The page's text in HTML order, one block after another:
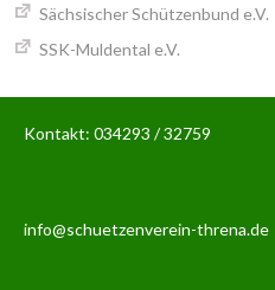
Sächsischer Schützenbund e.V.
SSK-Muldental e.V.
Kontakt: 034293 / 32759
info@schuetzenverein-threna.de